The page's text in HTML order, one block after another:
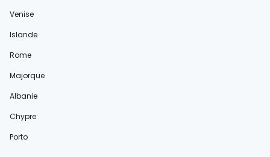
Venise
Islande
Rome
Majorque
Albanie
Chypre
Porto